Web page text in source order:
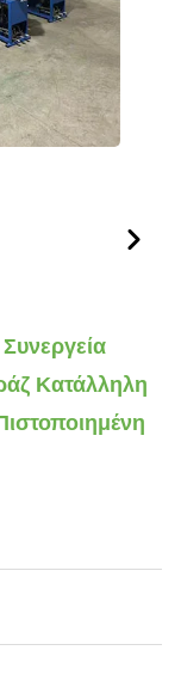
Κατάλληλη